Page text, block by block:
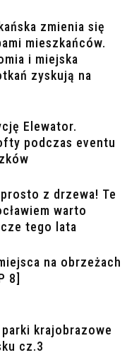
zmienia się
mieszkańców.
i miejska
zyskują na
Elewator.
podczas eventu
z drzewa! Te
warto
tego lata
na obrzeżach
8]
krajobrazowe
cz.3